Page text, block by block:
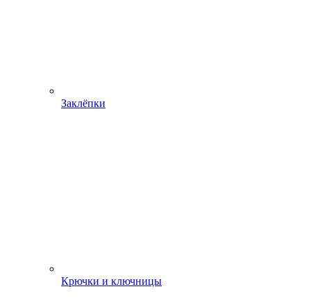
Заклёпки
Крючки и ключницы